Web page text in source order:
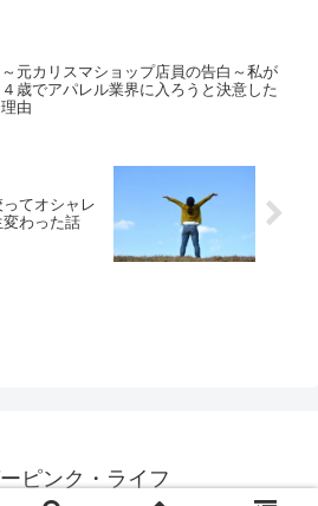
～元カリスマショップ店員の告白～私が
４歳でアパレル業界に入ろうと決意した
理由
てオシャレ
わった話
ピンク・ライフ